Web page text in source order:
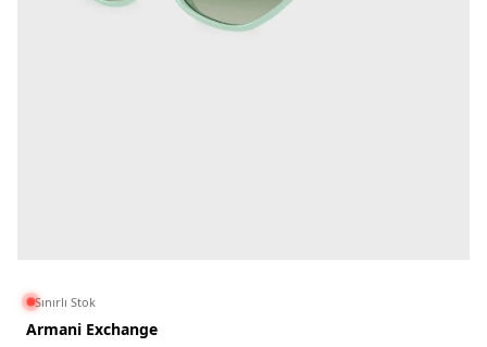
Sınırlı Stok
Armani Exchange